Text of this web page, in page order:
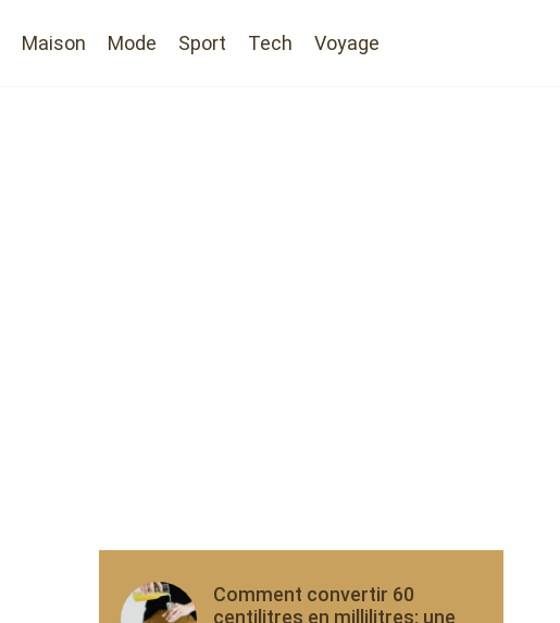
Maison Mode Sport Tech Voyage
Comment convertir 60
centilitres en millilitres: une